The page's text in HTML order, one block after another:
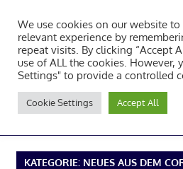
Inhalt
springen
Tambourcorps
Concordia
1923
NAVIGATION
KATEGORIE: NEUES AUS DEM
We use cookies on our website
relevant experience by
repeat visits. By clicking “Accept
use of ALL the cookies. However,
Settings" to provide a controlled
Cookie Settings Accept All